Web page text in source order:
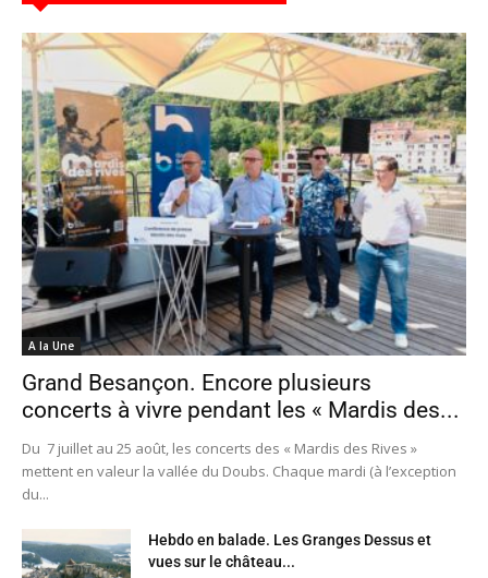
A la Une
Grand Besançon. Encore plusieurs
concerts à vivre pendant les « Mardis des...
Du 7 juillet au 25 août, les concerts des « Mardis des Rives »
mettent en valeur la vallée du Doubs. Chaque mardi (à l’exception
du...
Hebdo en balade. Les Granges Dessus et
vues sur le château...